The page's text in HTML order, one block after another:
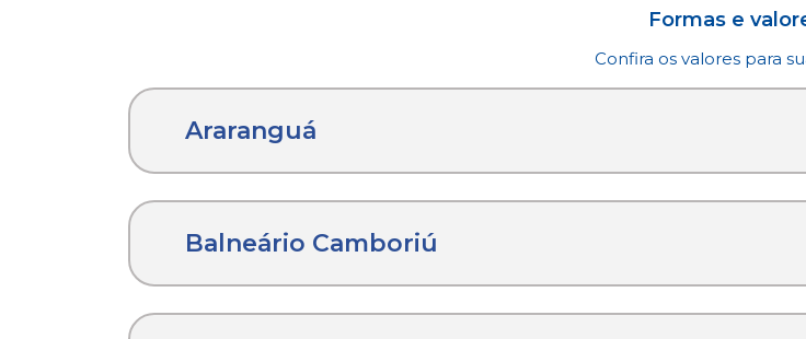
Formas e
Confira os valores para
Araranguá
Balneário Camboriú